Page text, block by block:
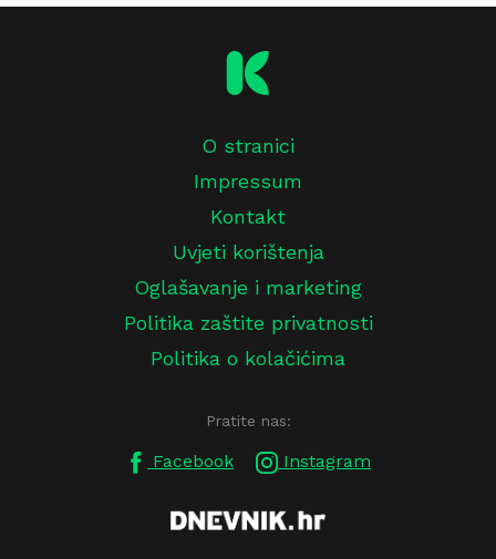
O stranici
Impressum
Kontakt
Uvjeti korištenja
Oglašavanje i marketing
Politika zaštite privatnosti
Politika o kolačićima
Pratite nas:
Facebook Instagram